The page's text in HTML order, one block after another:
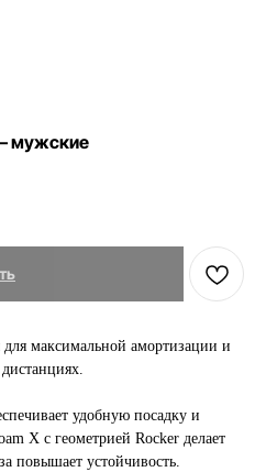
мужские
максимальной амортизации и
удобную посадку и
X с геометрией Rocker делает
повышает устойчивость.